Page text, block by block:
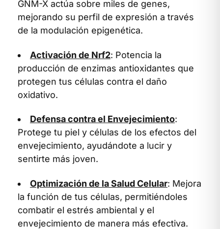
GNM-X actúa sobre miles de genes,
mejorando su perfil de expresión a través
de la modulación epigenética.
Activación de Nrf2: Potencia la
producción de enzimas antioxidantes que
protegen tus células contra el daño
oxidativo.
Defensa contra el Envejecimiento:
Protege tu piel y células de los efectos del
envejecimiento, ayudándote a lucir y
sentirte más joven.
Optimización de la Salud Celular: Mejora
la función de tus células, permitiéndoles
combatir el estrés ambiental y el
envejecimiento de manera más efectiva.